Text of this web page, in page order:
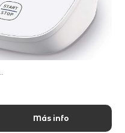
Más info